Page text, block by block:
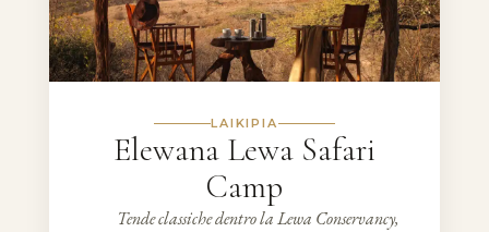
LAIKIPIA
Elewana Lewa Safari
Camp
Tende classiche dentro la Lewa Conservancy,